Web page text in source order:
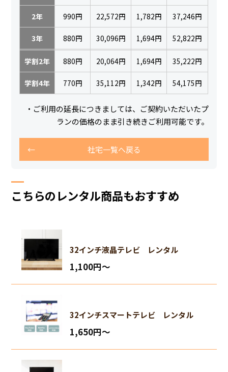
2年 990円 22,572円 1,782円 37,246円
3年 880円 30,096円 1,694円 52,822円
学割2年 880円 20,064円 1,694円 35,222円
学割4年 770円 35,112円 1,342円 54,175円
・ご利用の延長につきましては、ご契約いただいたプ
ランの価格のまま引き続きご利用可能です。
社宅一覧へ戻る
こちらのレンタル商品もおすすめ
32インチ液晶テレビ レンタル
1,100円〜
32インチスマートテレビ レンタル
1,650円〜